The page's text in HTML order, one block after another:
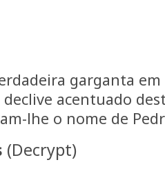
garganta em
acentuado
lhe o nome de
(Decrypt)